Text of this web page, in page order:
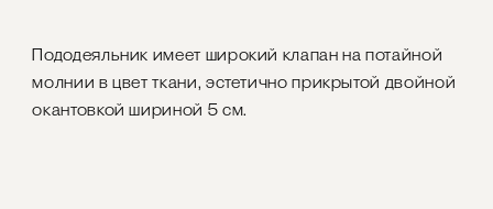
Пододеяльник имеет широкий клапан на потайной
молнии в цвет ткани, эстетично прикрытой двойной
окантовкой шириной 5 см.